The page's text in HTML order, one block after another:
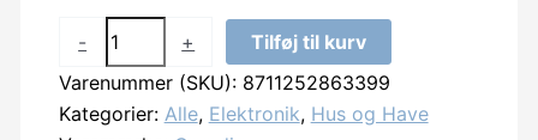
-
Grundig
Cable
USB
+
Tilføj til kurv
Varenummer (SKU): 8711252863399
Kategorier: Alle, Elektronik, Hus og Have